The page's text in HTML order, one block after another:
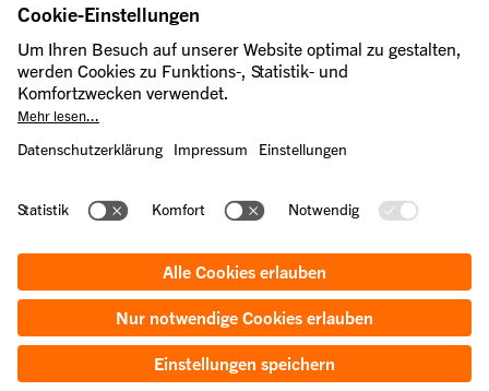
Zero Waste Award
Anmeldung zum Zero Waste Future Festival
© 2026 Berliner Stadtreinigungsbetriebe Kontakt
Datenschutzbestimmungen Barrierefreiheit